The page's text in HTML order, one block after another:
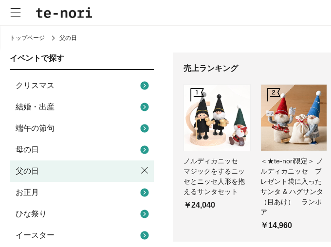
トップページ 父の日
イベントで探す
クリスマス
結婚・出産
端午の節句
母の日
父の日
お正月
ひな祭り
イースター
売上ランキング
ノルディカニッセ
マジックをするニッ
セとニッセ人形を抱
えるサンタセット
￥24,040
＜★te-nori限定＞ ノ
ルディカニッセ プ
レゼント袋に入った
サンタ & ハグサンタ
（目あけ） ランポ
ア
￥14,960